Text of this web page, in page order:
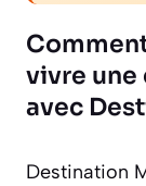
vivre une
avec
Destination